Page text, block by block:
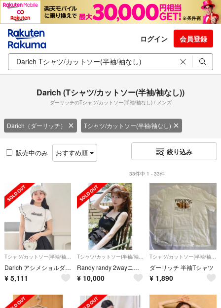
ログイン 会員登録
Darich (Tシャツ/カットソー(半袖/袖なし))
ダーリッチのTシャツ/カットソー(半袖/袖なし) / メンズ
Darich（ダーリッチ） Tシャツ/カットソー(半袖/袖なし)
販売中のみ おすすめ順 絞り込み
33件中 1 - 33件
Tシャツ/カットソー(半袖/袖なし)
Darich アシメショルダーパールTシャツWHT バイカラーポロシャツBLK
¥ 5,111
Tシャツ/カットソー(半袖/袖なし)
Randy randy 2wayニットトップス
¥ 10,000
Tシャツ/カットソー(半袖/袖なし)
ダーリッチ 半袖Tシャツ
¥ 1,890